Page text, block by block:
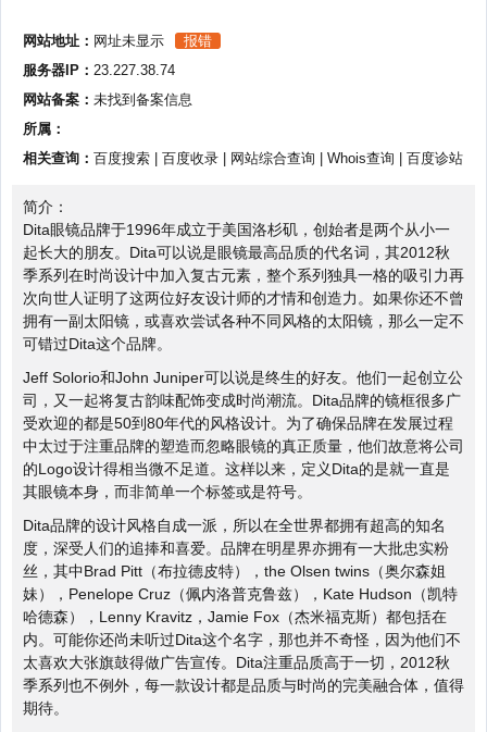
网站地址： 网址未显示
报错
服务器IP： 23.227.38.74
网站备案： 未找到备案信息
所属：
相关查询： 百度搜索 百度收录 网站综合查询 Whois查询 百度诊站
简介：
Dita眼镜品牌于1996年成立于美国洛杉矶，创始者是两个从小一
起长大的朋友。Dita可以说是眼镜最高品质的代名词，其2012秋
季系列在时尚设计中加入复古元素，整个系列独具一格的吸引力再
次向世人证明了这两位好友设计师的才情和创造力。如果你还不曾
拥有一副太阳镜，或喜欢尝试各种不同风格的太阳镜，那么一定不
可错过Dita这个品牌。
Jeff Solorio和John Juniper可以说是终生的好友。他们一起创立公
司，又一起将复古韵味配饰变成时尚潮流。Dita品牌的镜框很多广
受欢迎的都是50到80年代的风格设计。为了确保品牌在发展过程
中太过于注重品牌的塑造而忽略眼镜的真正质量，他们故意将公司
的Logo设计得相当微不足道。这样以来，定义Dita的是就一直是
其眼镜本身，而非简单一个标签或是符号。
Dita品牌的设计风格自成一派，所以在全世界都拥有超高的知名
度，深受人们的追捧和喜爱。品牌在明星界亦拥有一大批忠实粉
丝，其中Brad Pitt（布拉德皮特），the Olsen twins（奥尔森姐
妹），Penelope Cruz（佩内洛普克鲁兹），Kate Hudson（凯特
哈德森），Lenny Kravitz，Jamie Fox（杰米福克斯）都包括在
内。可能你还尚未听过Dita这个名字，那也并不奇怪，因为他们不
太喜欢大张旗鼓得做广告宣传。Dita注重品质高于一切，2012秋
季系列也不例外，每一款设计都是品质与时尚的完美融合体，值得
期待。